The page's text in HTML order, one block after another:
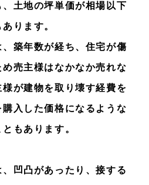
土地の坪単価が相場以下
ります。
築年数が経ち、住宅が傷
売主様はなかなか売れな
が建物を取り壊す経費を
入した価格になるような
もあります。
凹凸があったり、接する